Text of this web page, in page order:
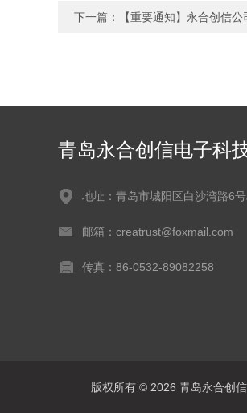
下一篇： 【重要通知】永合创信
青岛永合创信电子科
地址：青岛市城阳区白沙湾路6
邮箱：creatrust@foxmail.com
传真：86-0532-89082258
版权所有 © 2026 青岛永合创